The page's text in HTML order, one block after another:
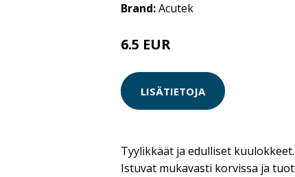
Brand:Acutek
6.5 EUR
LISÄTIETOJA
Tyylikkäät ja edulliset
Istuvat mukavasti korvissa ja